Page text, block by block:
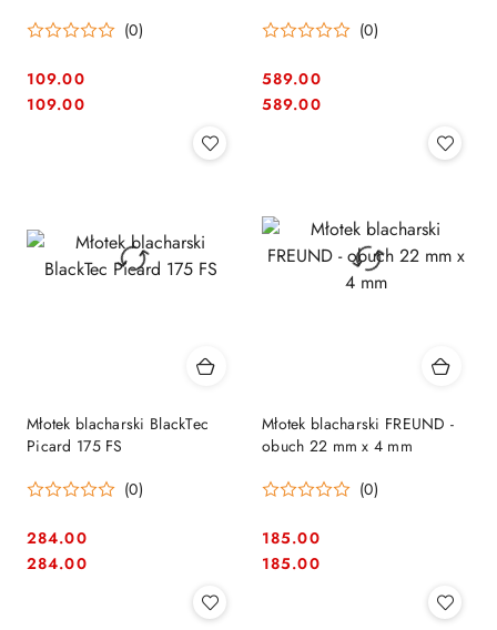
(0)
Cena:
109.00
Cena:
109.00
(0)
Cena:
589.00
Cena:
589.00
Młotek blacharski BlackTec
Picard 175 FS
(0)
Cena:
284.00
Cena:
284.00
Młotek blacharski FREUND -
obuch 22 mm x 4 mm
(0)
Cena:
185.00
Cena:
185.00